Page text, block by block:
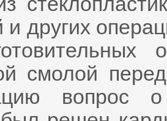
и других
смолой
вопрос о